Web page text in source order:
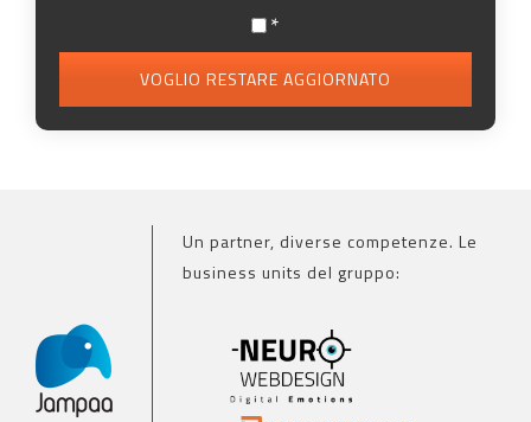
*
VOGLIO RESTARE AGGIORNATO
Un partner, diverse competenze. Le
business units del gruppo: